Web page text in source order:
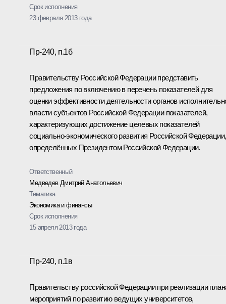
Срок исполнения
23 февраля 2013 года
Пр-240, п.1б
Правительству Российской Федерации представить
предложения по включению в перечень показателей для
оценки эффективности деятельности органов
власти субъектов Российской Федерации показателей,
характеризующих достижение целевых показателей
социально-экономического развития Российской Федерации,
определённых Президентом Российской Федерации.
Ответственный
Медведев Дмитрий Анатольевич
Тематика
Экономика и финансы
Срок исполнения
15 апреля 2013 года
Пр-240, п.1в
Правительству российской Федерации при реализации
мероприятий по развитию ведущих университетов,